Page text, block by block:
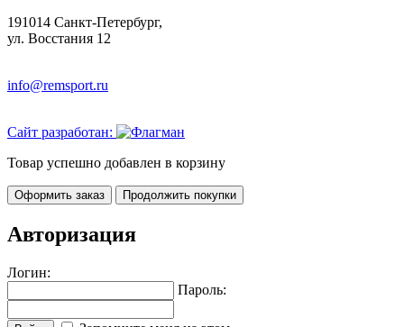
191014 Санкт-Петербург,
ул. Восстания 12
info@remsport.ru
Сайт разработан:
Товар успешно добавлен в корзину
Оформить заказ Продолжить покупки
Авторизация
Логин:
Пароль: